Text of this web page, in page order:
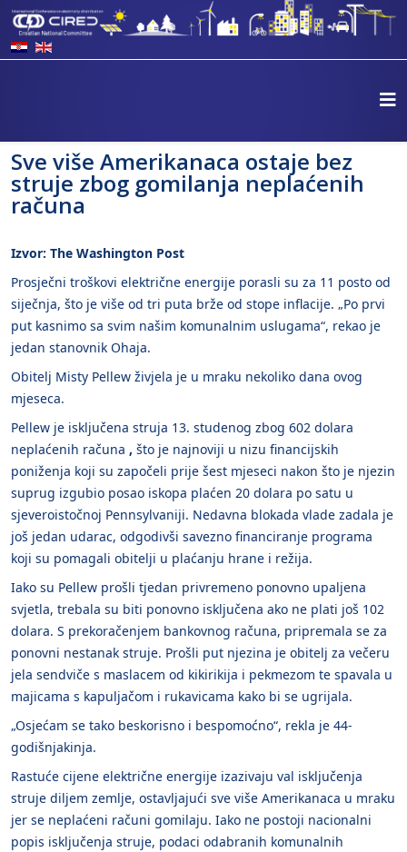
Sve više Amerikanaca ostaje bez
struje zbog gomilanja neplaćenih
računa
Izvor: The Washington Post
Prosječni troškovi električne energije porasli su za 11 posto od
siječnja, što je više od tri puta brže od stope inflacije. „Po prvi
put kasnimo sa svim našim komunalnim uslugama“, rekao je
jedan stanovnik Ohaja.
Obitelj Misty Pellew živjela je u mraku nekoliko dana ovog
mjeseca.
Pellew je isključena struja 13. studenog zbog 602 dolara
neplaćenih računa , što je najnoviji u nizu financijskih
poniženja koji su započeli prije šest mjeseci nakon što je njezin
suprug izgubio posao iskopa plaćen 20 dolara po satu u
sjeveroistočnoj Pennsylvaniji. Nedavna blokada vlade zadala je
još jedan udarac, odgodivši savezno financiranje programa
koji su pomagali obitelji u plaćanju hrane i režija.
Iako su Pellew prošli tjedan privremeno ponovno upaljena
svjetla, trebala su biti ponovno isključena ako ne plati još 102
dolara. S prekoračenjem bankovnog računa, pripremala se za
ponovni nestanak struje. Prošli put njezina je obitelj za večeru
jela sendviče s maslacem od kikirikija i pekmezom te spavala u
majicama s kapuljačom i rukavicama kako bi se ugrijala.
„Osjećam se tako beskorisno i bespomoćno“, rekla je 44-
godišnjakinja.
Rastuće cijene električne energije izazivaju val isključenja
struje diljem zemlje, ostavljajući sve više Amerikanaca u mraku
jer se neplaćeni računi gomilaju. Iako ne postoji nacionalni
popis isključenja struje, podaci odabranih komunalnih